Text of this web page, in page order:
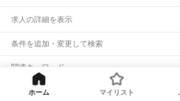
求人の詳細を表示
条件を追加・変更して検索
市区町村を追加・変更
東京都
東京都すべて
駅を追加・変更
関連キーワード
完全在宅ワーク 全国 シール貼り 在宅
バイトTOP
東京23区
ホーム マイリスト